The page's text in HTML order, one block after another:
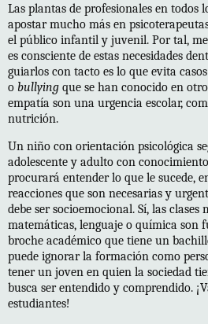
Las plantas de profesionales en todos
apostar mucho más en
el público infantil y juvenil. Por tal, me
es consciente de estas necesidades
guiarlos con tacto es lo que evita
o bullying que se han conocido en
empatía son una urgencia escolar,
nutrición.
Un niño con orientación psicológica
adolescente y adulto con
procurará entender lo que le sucede,
reacciones que son necesarias y
debe ser socioemocional. Sí, las clases
matemáticas, lenguaje o química son
broche académico que tiene un
puede ignorar la formación como
tener un joven en quien la sociedad
busca ser entendido y comprendido.
estudiantes!